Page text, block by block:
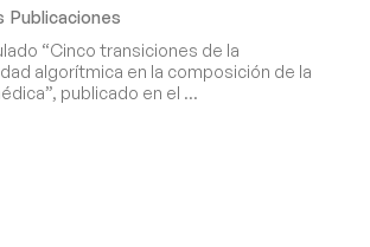
Publicaciones
“Cinco transiciones de la
algorítmica en la composición de la
publicado en el …